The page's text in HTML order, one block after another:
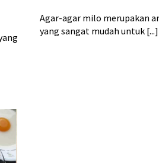
Agar-agar milo merupakan
yang sangat mudah untuk [...]